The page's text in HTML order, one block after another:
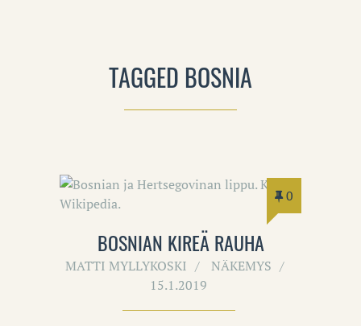
TAGGED BOSNIA
0
BOSNIAN KIREÄ RAUHA
MATTI MYLLYKOSKI
NÄKEMYS
15.1.2019